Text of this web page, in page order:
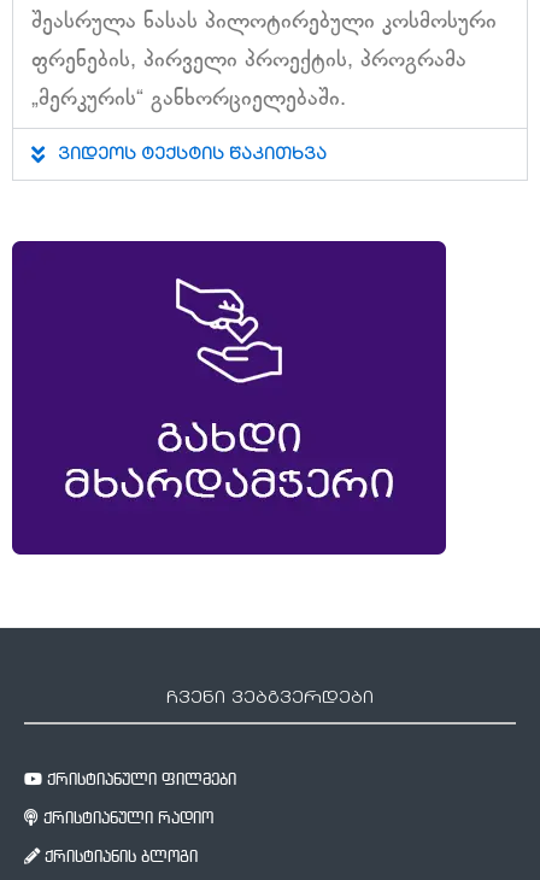
შეასრულა ნასას პილოტირებული კოსმოსური
ფრენების, პირველი პროექტის, პროგრამა
„მერკურის“ განხორციელებაში.
ვიდეოს ტექსტის წაკითხვა
ჩვენი ვებგვერდები
ქრისტიანული ფილმები
ქრისტიანული რადიო
ქრისტიანის ბლოგი